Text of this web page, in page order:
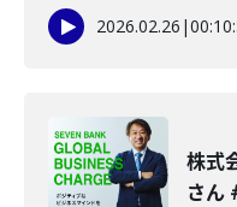
2026.02.26 |
株式
さん